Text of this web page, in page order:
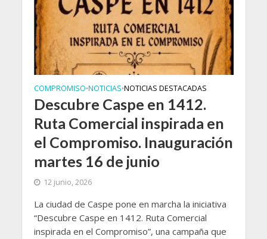
COMPROMISO•NOTICIAS•NOTICIAS DESTACADAS
Descubre Caspe en 1412.
Ruta Comercial inspirada en
el Compromiso. Inauguración
martes 16 de junio
12 junio, 2026
La ciudad de Caspe pone en marcha la iniciativa
“Descubre Caspe en 1412. Ruta Comercial
inspirada en el Compromiso”, una campaña que